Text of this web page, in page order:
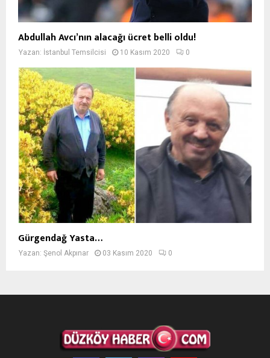
Abdullah Avcı’nın alacağı ücret belli oldu!
Yazan: İstanbul Temsilcisi 10 Kasım 2020 0
Gürgendağ Yasta…
Yazan: Şenol Akpınar 03 Kasım 2020 0